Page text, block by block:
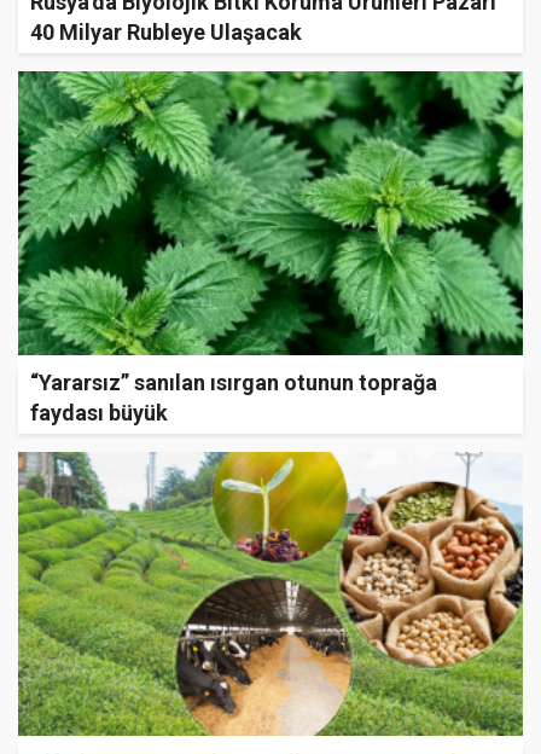
40 Milyar Rubleye Ulaşacak
“Yararsız” sanılan ısırgan otunun toprağa
faydası büyük